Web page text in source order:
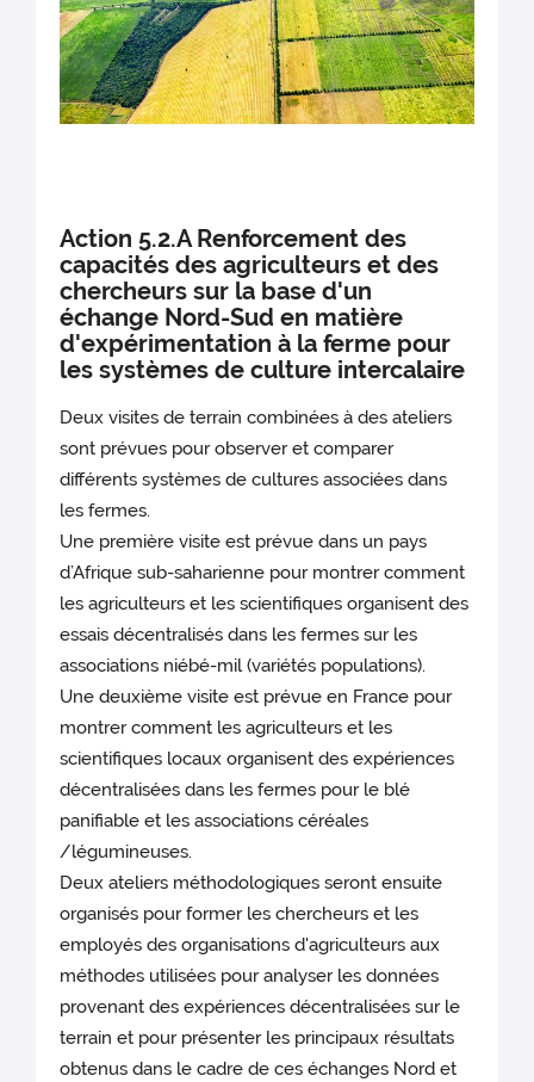
Action 5.2.A Renforcement des
capacités des agriculteurs et des
chercheurs sur la base d'un
échange Nord-Sud en matière
d'expérimentation à la ferme pour
les systèmes de culture intercalaire
Deux visites de terrain combinées à des ateliers
sont prévues pour observer et comparer
différents systèmes de cultures associées dans
les fermes.
Une première visite est prévue dans un pays
d’Afrique sub-saharienne pour montrer comment
les agriculteurs et les scientifiques organisent des
essais décentralisés dans les fermes sur les
associations niébé-mil (variétés populations).
Une deuxième visite est prévue en France pour
montrer comment les agriculteurs et les
scientifiques locaux organisent des expériences
décentralisées dans les fermes pour le blé
panifiable et les associations céréales
/légumineuses.
Deux ateliers méthodologiques seront ensuite
organisés pour former les chercheurs et les
employés des organisations d'agriculteurs aux
méthodes utilisées pour analyser les données
provenant des expériences décentralisées sur le
terrain et pour présenter les principaux résultats
obtenus dans le cadre de ces échanges Nord et